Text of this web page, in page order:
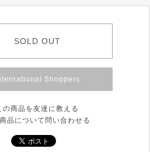
SOLD OUT
Shoppers
の商品を友達に教える
品について問い合わせる